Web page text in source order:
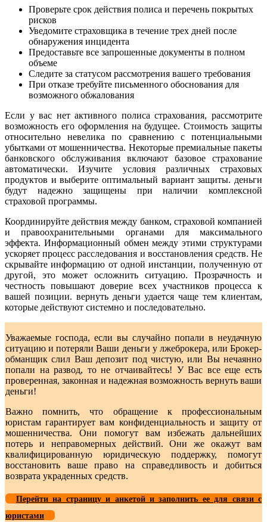
Проверьте срок действия полиса и перечень покрытых
рисков
Уведомите страховщика в течение трех дней после
обнаружения инцидента
Предоставьте все запрошенные документы в полном
объеме
Следите за статусом рассмотрения вашего требования
При отказе требуйте письменного обоснования для
возможного обжалования
Если у вас нет активного полиса страхования, рассмотрите
возможность его оформления на будущее. Стоимость защиты
относительно невелика по сравнению с потенциальными
убытками от мошенничества. Некоторые премиальные пакеты
банковского обслуживания включают базовое страхование
автоматически. Изучите условия различных страховых
продуктов и выберите оптимальный вариант защиты. деньги
будут надежно защищены при наличии комплексной
страховой программы.
Координируйте действия между банком, страховой компанией
и правоохранительными органами для максимального
эффекта. Информационный обмен между этими структурами
ускоряет процесс расследования и восстановления средств. Не
скрывайте информацию от одной инстанции, полученную от
другой, это может осложнить ситуацию. Прозрачность и
честность повышают доверие всех участников процесса к
вашей позиции. вернуть деньги удается чаще тем клиентам,
которые действуют системно и последовательно.
Уважаемые господа, если вы случайно попали в неудачную
ситуацию и потеряли Ваши деньги у лжеброкера, или Брокер-
обманщик слил Ваш депозит под чистую, или Вы нечаянно
попали на развод, то не отчаивайтесь! У Вас все еще есть
проверенная, законная и надежная возможность вернуть ваши
деньги!
Важно помнить, что обращение к профессиональным
юристам гарантирует вам конфиденциальность и защиту от
мошенничества. Они помогут вам избежать дальнейших
потерь и неправомерных действий. Они же окажут вам
квалифицированную юридическую поддержку, помогут
восстановить ваше право на справедливость и добиться
возврата украденных средств.
Перейти на страницу и анкетой и заполнить ее для связи с
юристами